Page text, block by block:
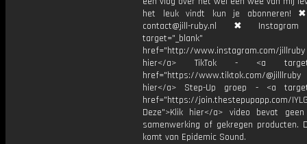
het leuk vindt kun je abonneren!
contact@jill-ruby.nl ✖
target="_blank"
href="http://www.instagram.com/
hier</a> TikTok - <a
href="https://www.tiktok.com/
hier</a> Step-Up groep - <a
href="https://join.thestepupapp.com/
Deze">Klik hier</a> video bevat
samenwerking of gekregen producten.
komt van Epidemic Sound.